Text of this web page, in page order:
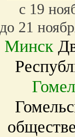
с 19
до 21
Минск